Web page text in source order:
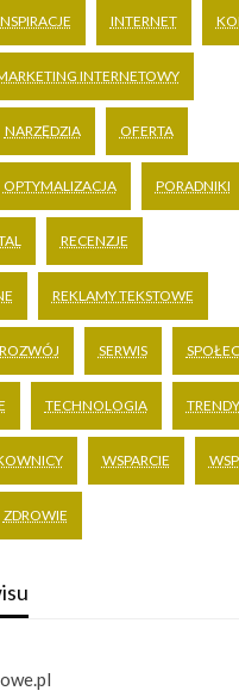
INTERNET
INTERNETOWY
NARZĘDZIA OFERTA
OPTYMALIZACJA PORADNIKI
RECENZJE
REKLAMY TEKSTOWE
ROZWÓJ SERWIS
TECHNOLOGIA TRENDY
WSPARCIE
ZDROWIE